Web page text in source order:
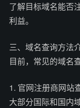
了解目标域名能否
利益。
三、域名查询方法
目前，常见的域名
1. 官网注册商网站
大部分国际和国内